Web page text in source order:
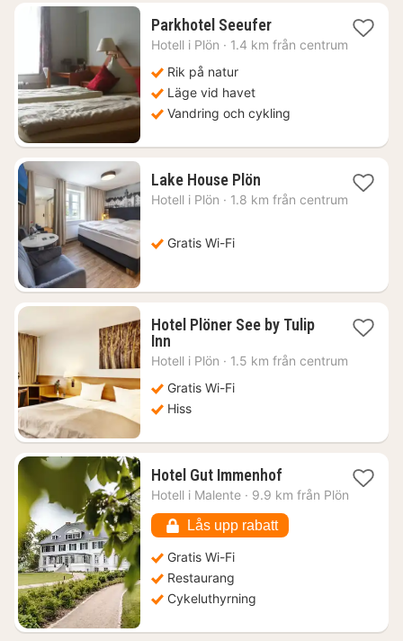
Parkhotel Seeufer1
natt
Hotell i Plön · 1.4 km från centrum
Rik på natur
Läge vid havet
Vandring och cykling
Lake House Plön1
natt
Hotell i Plön · 1.8 km från centrum
Gratis Wi-Fi
Hotel Plöner See by Tulip
Inn1
natt
861
kr.
Hotell i Plön · 1.5 km från centrum
Gratis Wi-Fi
Hiss
Hotel Gut Immenhof1
natt
3623
kr.
Hotell i Malente · 9.9 km från Plön
Lås upp rabatt
Gratis Wi-Fi
Restaurang
Cykeluthyrning